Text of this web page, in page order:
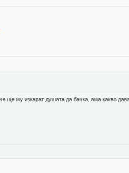
ще му изкарат душата да бачка, ама какво